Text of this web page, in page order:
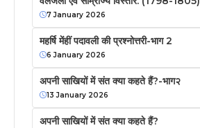
7 January 2026
महर्षि मेंहीं पदावली की प्रश्नोत्तरी-भाग 2
6 January 2026
अपनी साखियों में संत क्या कहते हैं?-भाग२
13 January 2026
अपनी साखियों में संत क्या कहते हैं?